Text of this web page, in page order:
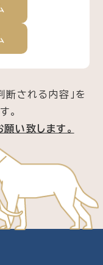
断される内容」を
。
い致します。